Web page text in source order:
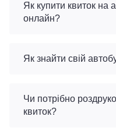
Як купити квиток на
онлайн?
Як знайти свій
Чи потрібно
квиток?